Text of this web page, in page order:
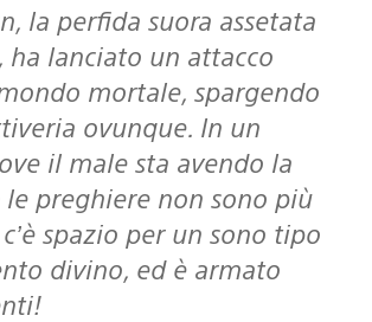
ha lanciato un attacco
mortale, spargendo
ovunque. In un
il male sta avendo la
preghiere non sono più
spazio per un sono tipo
divino, ed è armato